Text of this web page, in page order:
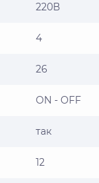
220В
4
26
ON - OFF
так
12